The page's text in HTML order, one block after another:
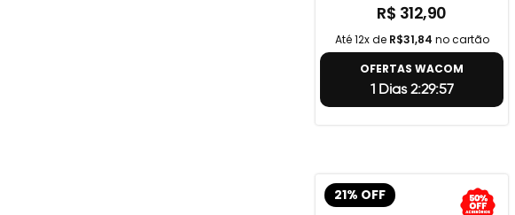
R$ 312,90
Até 12x de R$31,84 no cartão
OFERTAS WACOM
1 Dias 2:29:56
21% OFF